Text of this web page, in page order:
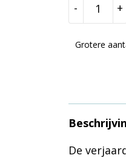
-
aantal
+
Grotere
De